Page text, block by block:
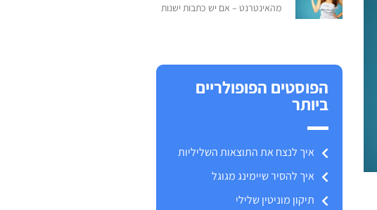
מהאינטרנט – אם יש כתבות ישנות
הפוסטים הפופולריים
ביותר
איך לנצח את התוצאות השליליות
איך להסיר שיימינג מגוגל
תיקון מוניטין שלילי